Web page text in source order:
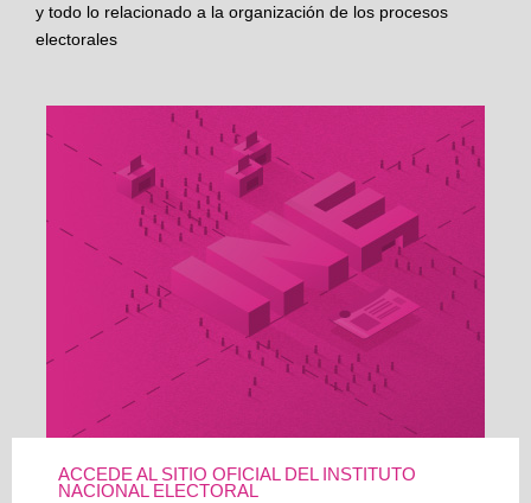
y todo lo relacionado a la organización de los procesos
electorales
ACCEDE AL SITIO OFICIAL DEL INSTITUTO
NACIONAL ELECTORAL